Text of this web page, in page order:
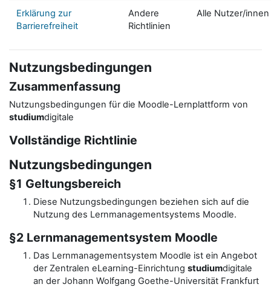
Erklärung zur
Barrierefreiheit
Andere
Richtlinien
Alle Nutzer/innen
Nutzungsbedingungen
Zusammenfassung
Nutzungsbedingungen für die Moodle-Lernplattform von
studiumdigitale
Vollständige Richtlinie
Nutzungsbedingungen
§1 Geltungsbereich
Diese Nutzungsbedingungen beziehen sich auf die
Nutzung des Lernmanagementsystems Moodle.
§2 Lernmanagementsystem Moodle
Das Lernmanagementsystem Moodle ist ein Angebot
der Zentralen eLearning-Einrichtung studiumdigitale
an der Johann Wolfgang Goethe-Universität Frankfurt